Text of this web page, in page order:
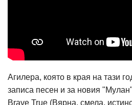
Агилера, която в края на тази
записа песен и за новия
Brave True (Вярна, смела,